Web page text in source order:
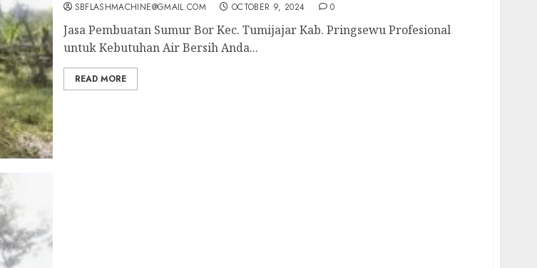
SBFLASHMACHINE@GMAIL.COM OCTOBER 9, 2024 0
Jasa Pembuatan Sumur Bor Kec. Tumijajar Kab. Pringsewu Profesional
untuk Kebutuhan Air Bersih Anda...
READ MORE